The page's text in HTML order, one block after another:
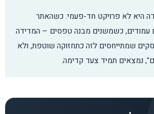
היא לא פרויקט חד-פעמי. כשהאתר
עמודים, כשמשנים מבנה טפסים – המדידה
שמתייחסים לזה כתחזוקה שוטפת, ולא
נמצאים תמיד צעד קדימה.